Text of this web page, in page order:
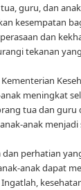
guru, dan
kesempatan
dan
tekanan
meningkat
tua dan guru
anak
dan perhatian
anak dapat